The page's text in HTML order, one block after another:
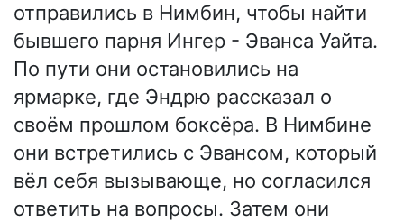
отправились в Нимбин, чтобы найти
бывшего парня Ингер - Эванса Уайта.
По пути они остановились на
ярмарке, где Эндрю рассказал о
своём прошлом боксёра. В Нимбине
они встретились с Эвансом, который
вёл себя вызывающе, но согласился
ответить на вопросы. Затем они